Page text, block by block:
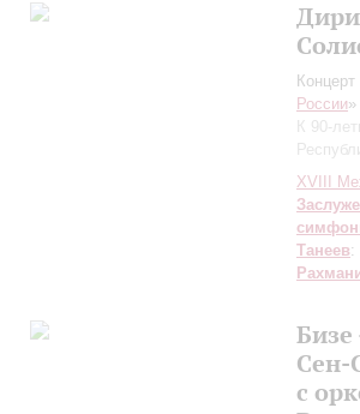
России»
К 90-
XVIII
Танеев:
Сен-
с